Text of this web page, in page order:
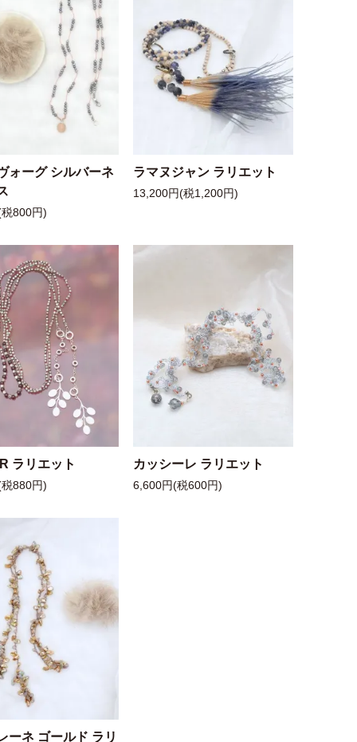
ォーグ シルバーネ
800円)
ラマヌジャン ラリエット
13,200円(税1,200円)
ラリエット
880円)
カッシーレ ラリエット
6,600円(税600円)
ーネ ゴールド ラリ